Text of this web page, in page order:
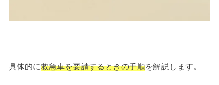
具体的に救急車を要請するときの手順を解説します。